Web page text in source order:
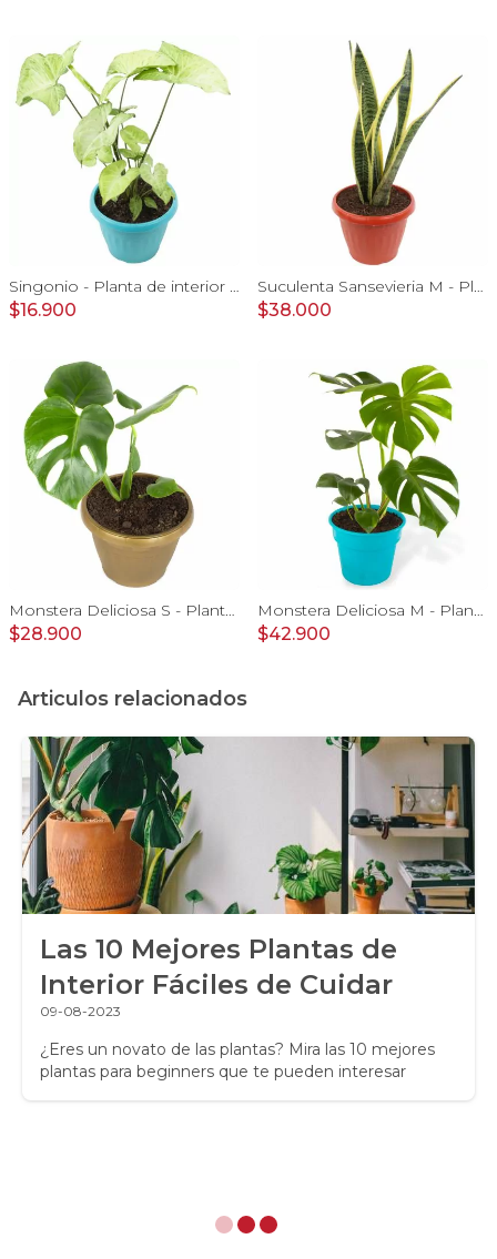
Singonio - Planta de interior en macetero
$16.900
Suculenta Sansevieria M - Planta de interior en macetero
$38.000
Monstera Deliciosa S - Planta de interior en macetero
$28.900
Monstera Deliciosa M - Planta de interior en macetero
$42.900
Articulos relacionados
Las 10 Mejores Plantas de
Interior Fáciles de Cuidar
09-08-2023
¿Eres un novato de las plantas? Mira las 10 mejores
plantas para beginners que te pueden interesar